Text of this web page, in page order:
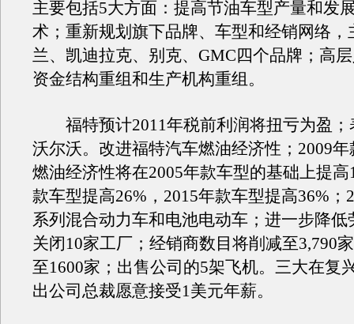
主要包括5大方面：提高节油车型产量和发
术；重新规划旗下品牌、车型和经销网络，
兰、凯迪拉克、别克、GMC四个品牌；高
资金结构重组和生产机构重组。
福特预计2011年税前利润将扭亏为盈；
沃尔沃。改进福特汽车燃油经济性；2009
燃油经济性将在2005年款车型的基础上提高
款车型提高26%，2015年款车型提高36%；
系列混合动力车和电池电动车；进一步降低
关闭10家工厂；经销商数目将削减至3,790
至1600家；出售公司的5架飞机。三大在复
出公司总裁愿意接受1美元年薪。